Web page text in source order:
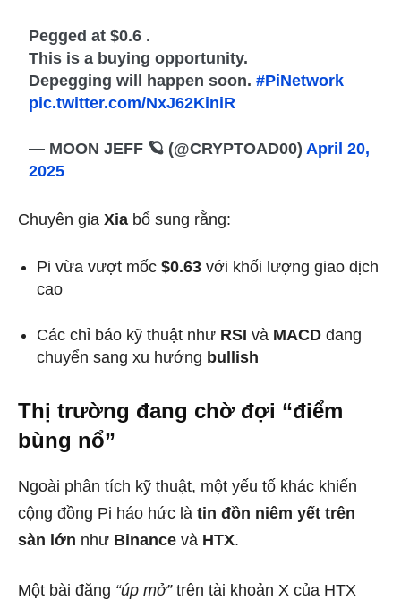
Pegged at $0.6 .
This is a buying opportunity.
Depegging will happen soon.#PiNetwork
pic.twitter.com/NxJ62KiniR
— MOON JEFF 🪐 (@CRYPTOAD00) April 20,
2025
Chuyên gia Xia bổ sung rằng:
Pi vừa vượt mốc $0.63 với khối lượng giao dịch
cao
Các chỉ báo kỹ thuật như RSI và MACD đang
chuyển sang xu hướng bullish
Thị trường đang chờ đợi “điểm
bùng nổ”
Ngoài phân tích kỹ thuật, một yếu tố khác khiến
cộng đồng Pi háo hức là tin đồn niêm yết trên
sàn lớn như Binance và HTX.
Một bài đăng “úp mở”trên tài khoản X của HTX